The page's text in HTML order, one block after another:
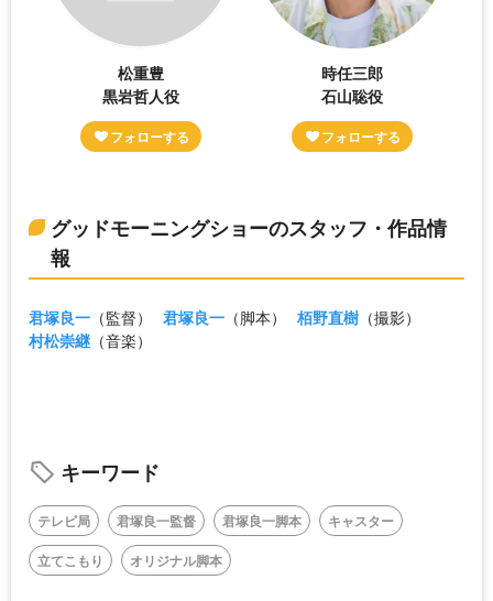
松重豊
黒岩哲人役
時任三郎
石山聡役
グッドモーニングショーのスタッフ・作品情
報
君塚良一 （監督） 君塚良一 （脚本） 栢野直樹 （撮影）
村松崇継 （音楽）
キーワード
テレビ局 君塚良一監督 君塚良一脚本
キャスター
立てこもり
オリジナル脚本